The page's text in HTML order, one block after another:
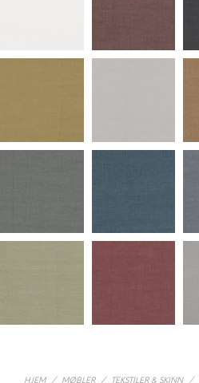
HJEM / MØBLER / TEKSTILER & SKINN /